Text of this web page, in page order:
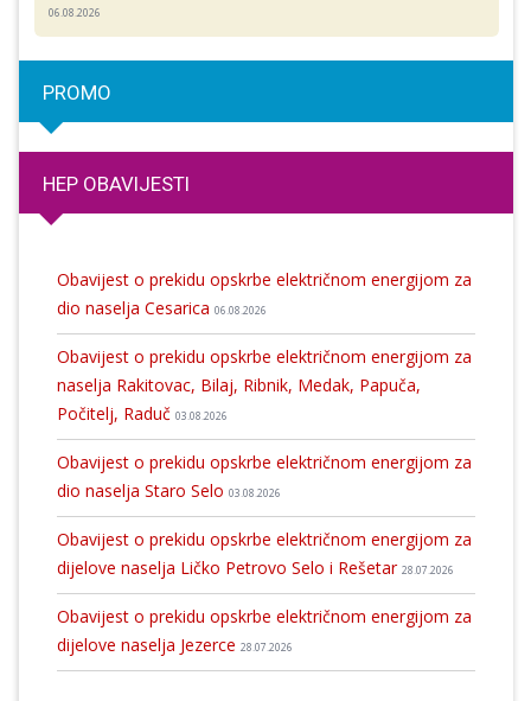
06.08.2026
PROMO
HEP OBAVIJESTI
Obavijest o prekidu opskrbe električnom energijom za
dio naselja Cesarica 06.08.2026
Obavijest o prekidu opskrbe električnom energijom za
naselja Rakitovac, Bilaj, Ribnik, Medak, Papuča,
Počitelj, Raduč 03.08.2026
Obavijest o prekidu opskrbe električnom energijom za
dio naselja Staro Selo 03.08.2026
Obavijest o prekidu opskrbe električnom energijom za
dijelove naselja Ličko Petrovo Selo i Rešetar 28.07.2026
Obavijest o prekidu opskrbe električnom energijom za
dijelove naselja Jezerce 28.07.2026